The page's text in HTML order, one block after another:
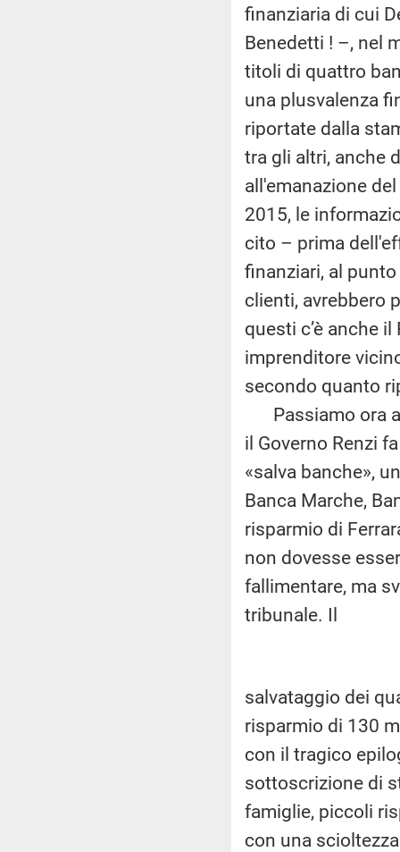
finanziaria di cui
Benedetti ! –, nel
titoli di quattro
una plusvalenza
riportate dalla
tra gli altri, anche
all'emanazione
2015, le
cito – prima
finanziari, al
clienti, avrebbero
questi c’è anche
imprenditore
secondo quanto
Passiamo ora al
il Governo Renzi
«salva banche»,
Banca Marche,
risparmio di
non dovesse
fallimentare, ma
tribunale. Il
salvataggio dei
risparmio di 130
con il tragico
sottoscrizione di
famiglie, piccoli
con una